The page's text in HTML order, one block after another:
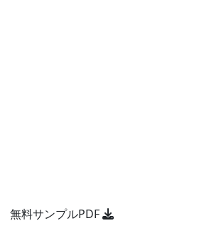
無料サンプルPDF